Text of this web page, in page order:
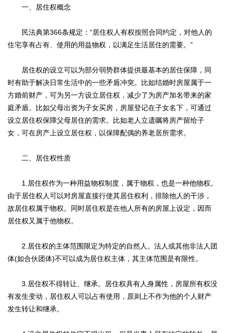
一、居住权概念
民法典第366条规定：“居住权人有权按照合同约定，对他人的
住宅享有占有、使用的用益物权，以满足生活居住的需要。”
居住权的设立可以为部分弱势群体提供最基本的居住保障，同
时有助于解决日常生活中的一些矛盾冲突。比如结婚时房屋属于一
方婚前财产，可为另一方设立居住权，减少了为房产加名带来的家
庭矛盾。比如父母出资为子女买房，房屋登记在子女名下，可通过
设立居住权保障父母居住的需求。比如老人立遗嘱将房产留给子
女，可在房产上设立居住权，以保障配偶的养老居所需求。
二、居住权性质
1.居住权作为一种用益物权制度，属于物权，也是一种他物权。
由于居住权人可以对房屋直接行使其居住权利，排除他人的干涉，
故居住权属于物权。同时居住权是在他人所有的房屋上设定，因而
居住权又属于他物权。
2.居住权的主体范围限定为特定的自然人。法人或其他非法人团
体(如合伙团体)不可以成为居住权主体，其主体范围是有限性。
3.居住权不得转让、继承。居住权具有人身属性，房屋所有权没
有发生变动，居住权人可以占有使用，原则上不作为他的个人财产
发生转让和继承。